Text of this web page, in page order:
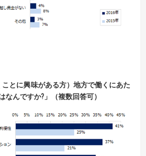
ことに興味がある方）地方で働くにあた
なんですか?」（複数回答可）